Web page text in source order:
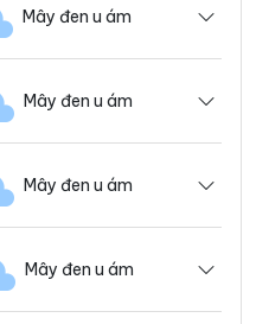
Mây đen u ám
Mây đen u ám
Mây đen u ám
Mây đen u ám